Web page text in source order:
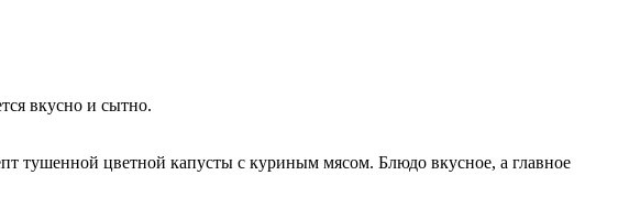
вкусно и сытно.
тушенной цветной капусты с куриным мясом. Блюдо вкусное, а главное